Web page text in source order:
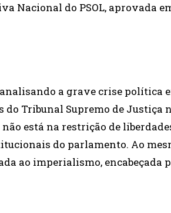
Nacional do PSOL, aprovada
a grave crise política
Tribunal Supremo de Justiça
está na restrição de
do parlamento. Ao
ao imperialismo, encabeçada